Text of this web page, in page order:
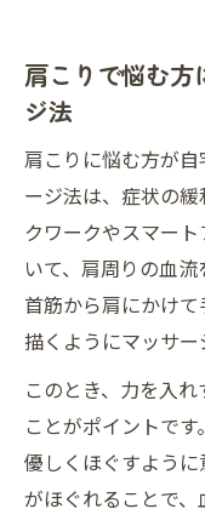
肩こりで悩む方
ジ法
肩こりに悩む方が
ージ法は、症状の
クワークやスマー
いて、肩周りの血流
首筋から肩にかけ
描くようにマッサー
このとき、力を入
ことがポイントで
優しくほぐすよう
がほぐれることで